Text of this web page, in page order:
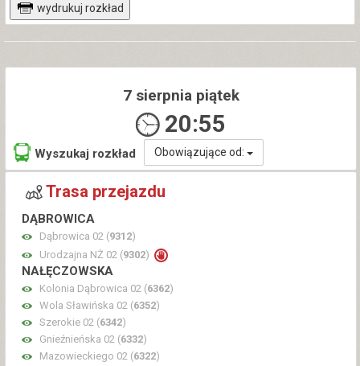
wydrukuj rozkład
7 sierpnia piątek
20:56
Wyszukaj rozkład Obowiązujące od:
Trasa przejazdu
DĄBROWICA
Dąbrowica 02 (9312)
Urodzajna NŻ 02 (9302)
NAŁĘCZOWSKA
Kolonia Dąbrowica 02 (6362)
Wola Sławińska 02 (6352)
Szerokie 02 (6342)
Gnieźnieńska 02 (6332)
Mazowieckiego 02 (6322)